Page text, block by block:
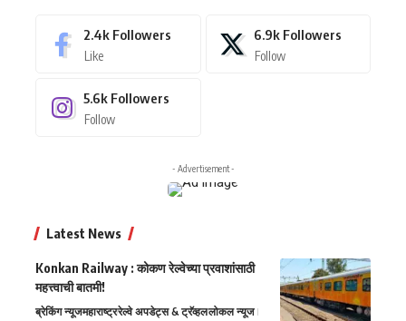
2.4k Followers
Like
6.9k Followers
Follow
5.6k Followers
Follow
- Advertisement -
Latest News
Konkan Railway : कोकण रेल्वेच्या प्रवाशांसाठी
महत्त्वाची बातमी!
ब्रेकिंग न्यूजमहाराष्ट्ररेल्वे अपडेट्स & ट्रॅव्हललोकल न्यूज